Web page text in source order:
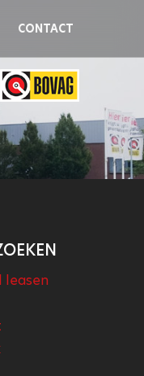
CONTACT
leasen